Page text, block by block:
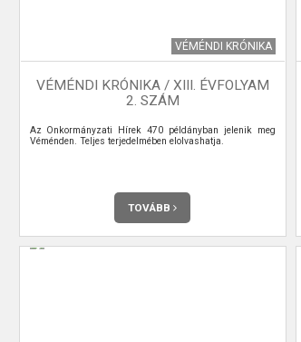
VÉMÉNDI KRÓNIKA
VÉMÉNDI KRÓNIKA / XIII. ÉVFOLYAM
2. SZÁM
Az Önkormányzati Hírek 470 példányban jelenik meg
Véménden. Teljes terjedelmében elolvashatja.
TOVÁBB